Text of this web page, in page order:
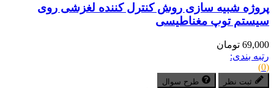
پروژه شبیه سازی روش کنترل کننده لغزشی روی
سیستم توپ مغناطیسی
69,000 تومان
رتبه بندی:
(0)
ثبت نظر طرح سوال